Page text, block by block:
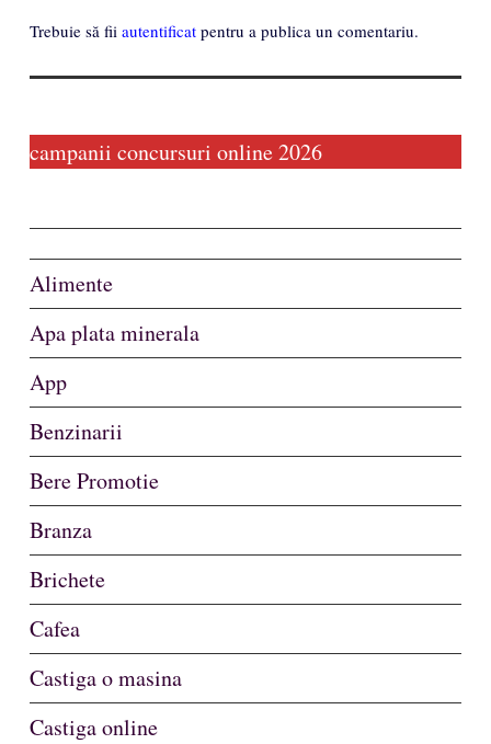
Trebuie să fii autentificat pentru a publica un comentariu.
campanii concursuri online 2026
Alimente
Apa plata minerala
App
Benzinarii
Bere Promotie
Branza
Brichete
Cafea
Castiga o masina
Castiga online